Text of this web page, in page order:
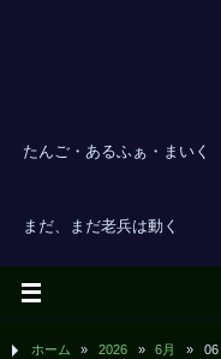
たんご・あるふぁ・まいく
まだ、まだ老兵は動く
ホーム » 2026 » 6月 » 06